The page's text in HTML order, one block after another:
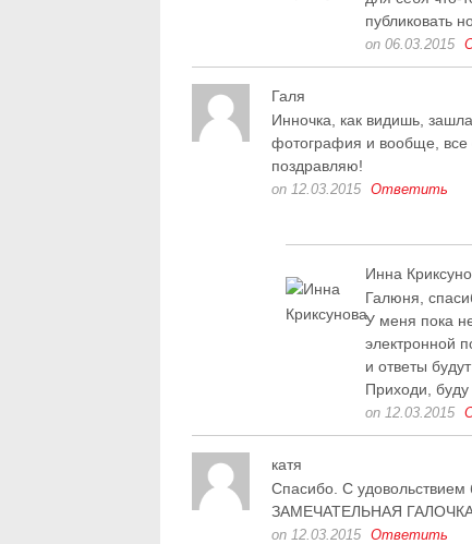
публиковать
on 06.03.2015
Галя
Инночка, как видишь,
фотография и вообще, все
поздравляю!
on 12.03.2015 Ответить
Инна
Галюня,
У меня пока
электронной
и ответы
Приходи,
on 12.03.2015
катя
Спасибо. С удовольствием
ЗАМЕЧАТЕЛЬНАЯ
on 12.03.2015 Ответить